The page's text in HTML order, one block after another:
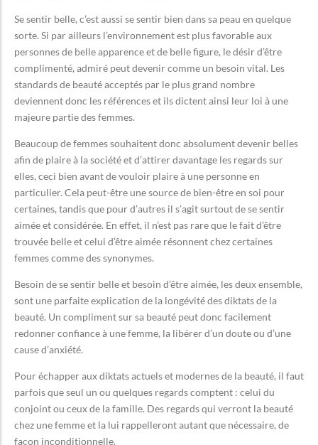
Se sentir belle, c’est aussi se sentir bien dans sa peau en quelque
sorte. Si par ailleurs l’environnement est plus favorable aux
personnes de belle apparence et de belle figure, le désir d’être
complimenté, admiré peut devenir comme un besoin vital. Les
standards de beauté acceptés par le plus grand nombre
deviennent donc les références et ils dictent ainsi leur loi à une
majeure partie des femmes.
Beaucoup de femmes souhaitent donc absolument devenir belles
afin de plaire à la société et d’attirer davantage les regards sur
elles, ceci bien avant de vouloir plaire à une personne en
particulier. Cela peut-être une source de bien-être en soi pour
certaines, tandis que pour d’autres il s’agit surtout de se sentir
aimée et considérée. En effet, il n’est pas rare que le fait d’être
trouvée belle et celui d’être aimée résonnent chez certaines
femmes comme des synonymes.
Besoin de se sentir belle et besoin d’être aimée, les deux ensemble,
sont une parfaite explication de la longévité des diktats de la
beauté. Un compliment sur sa beauté peut donc facilement
redonner confiance à une femme, la libérer d’un doute ou d’une
cause d’anxiété.
Pour échapper aux diktats actuels et modernes de la beauté, il faut
parfois que seul un ou quelques regards comptent : celui du
conjoint ou ceux de la famille. Des regards qui verront la beauté
chez une femme et la lui rappelleront autant que nécessaire, de
façon inconditionnelle.